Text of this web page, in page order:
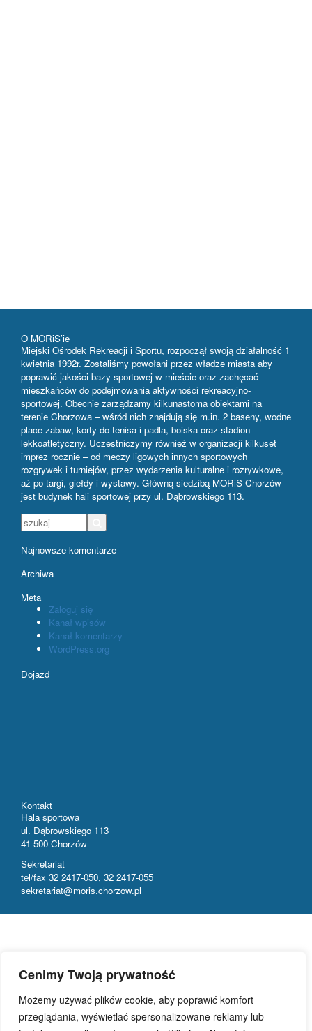
Cenimy Twoją prywatność
Możemy używać plików cookie, aby poprawić komfort
przeglądania, wyświetlać spersonalizowane reklamy lub
O MORiS’ie
Miejski Ośrodek Rekreacji i Sportu, rozpoczął swoją działalność 1
kwietnia 1992r. Zostaliśmy powołani przez władze miasta aby
poprawić jakości bazy sportowej w mieście oraz zachęcać
mieszkańców do podejmowania aktywności rekreacyjno-
sportowej. Obecnie zarządzamy kilkunastoma obiektami na
terenie Chorzowa – wśród nich znajdują się m.in. 2 baseny, wodne
place zabaw, korty do tenisa i padla, boiska oraz stadion
lekkoatletyczny. Uczestniczymy również w organizacji kilkuset
imprez rocznie – od meczy ligowych innych sportowych
rozgrywek i turniejów, przez wydarzenia kulturalne i rozrywkowe,
aż po targi, giełdy i wystawy. Główną siedzibą MORiS Chorzów
jest budynek hali sportowej przy ul. Dąbrowskiego 113.
Najnowsze komentarze
Archiwa
Meta
Zaloguj się
Kanał wpisów
Kanał komentarzy
WordPress.org
Dojazd
Kontakt
Hala sportowa
ul. Dąbrowskiego 113
41-500 Chorzów
Sekretariat
tel/fax 32 2417-050, 32 2417-055
sekretariat@moris.chorzow.pl